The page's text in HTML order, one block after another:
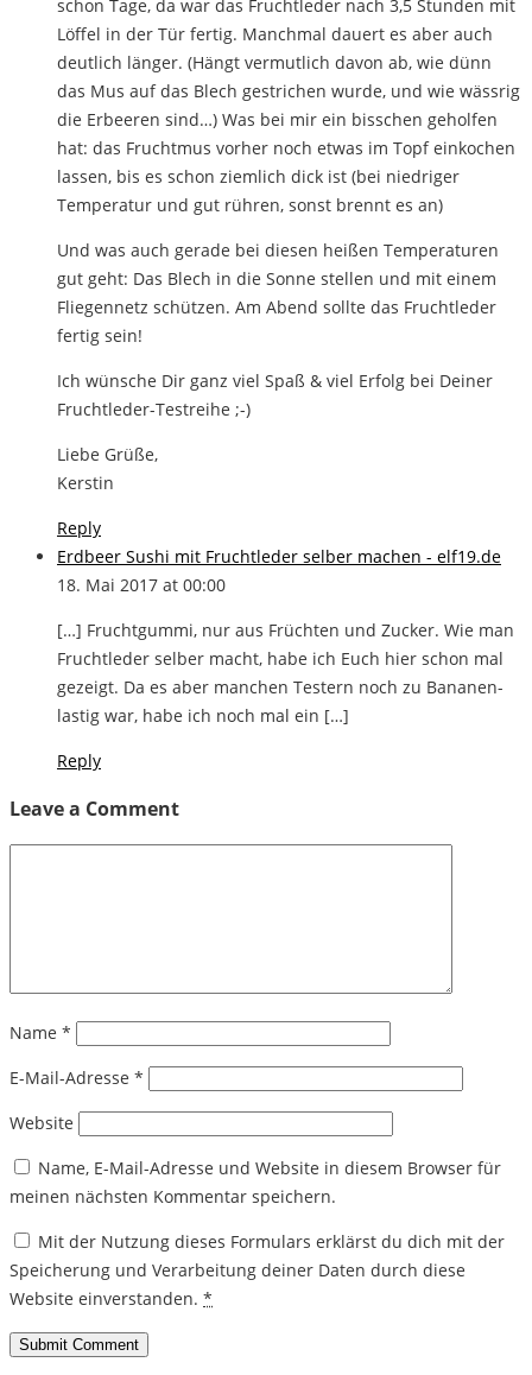
schon Tage, da war das Fruchtleder nach 3,5 Stunden mit
Löffel in der Tür fertig. Manchmal dauert es aber auch
deutlich länger. (Hängt vermutlich davon ab, wie dünn
das Mus auf das Blech gestrichen wurde, und wie wässrig
die Erbeeren sind…) Was bei mir ein bisschen geholfen
hat: das Fruchtmus vorher noch etwas im Topf einkochen
lassen, bis es schon ziemlich dick ist (bei niedriger
Temperatur und gut rühren, sonst brennt es an)
Und was auch gerade bei diesen heißen Temperaturen
gut geht: Das Blech in die Sonne stellen und mit einem
Fliegennetz schützen. Am Abend sollte das Fruchtleder
fertig sein!
Ich wünsche Dir ganz viel Spaß & viel Erfolg bei Deiner
Fruchtleder-Testreihe ;-)
Liebe Grüße,
Kerstin
Reply
Erdbeer Sushi mit Fruchtleder selber machen - elf19.de
18. Mai 2017 at 00:00
[…] Fruchtgummi, nur aus Früchten und Zucker. Wie man
Fruchtleder selber macht, habe ich Euch hier schon mal
gezeigt. Da es aber manchen Testern noch zu Bananen-
lastig war, habe ich noch mal ein […]
Reply
Leave a Comment
Name *
E-Mail-Adresse *
Website
Name, E-Mail-Adresse und Website in diesem Browser für
meinen nächsten Kommentar speichern.
Mit der Nutzung dieses Formulars erklärst du dich mit der
Speicherung und Verarbeitung deiner Daten durch diese
Website einverstanden. *